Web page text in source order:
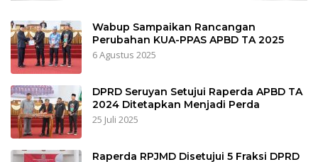
Wabup Sampaikan Rancangan
Perubahan KUA-PPAS APBD TA 2025
6 Agustus 2025
DPRD Seruyan Setujui Raperda APBD TA
2024 Ditetapkan Menjadi Perda
25 Juli 2025
Raperda RPJMD Disetujui 5 Fraksi DPRD